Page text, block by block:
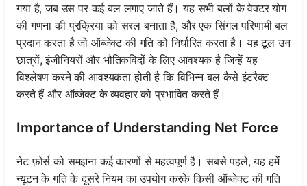
गया है, जब उस पर कई बल लगाए जाते हैं। यह सभी बलों के वेक्टर योग
की गणना की प्रक्रिया को सरल बनाता है, और एक सिंगल परिणामी बल
प्रदान करता है जो ऑब्जेक्ट की गति को निर्धारित करता है। यह टूल उन
छात्रों, इंजीनियरों और भौतिकविदों के लिए आवश्यक है जिन्हें यह
विश्लेषण करने की आवश्यकता होती है कि विभिन्न बल कैसे इंटरैक्ट
करते हैं और ऑब्जेक्ट के व्यवहार को प्रभावित करते हैं।
Importance of Understanding Net Force
नेट फ़ोर्स को समझना कई कारणों से महत्वपूर्ण है। सबसे पहले, यह हमें
न्यूटन के गति के दूसरे नियम का उपयोग करके किसी ऑब्जेक्ट की गति